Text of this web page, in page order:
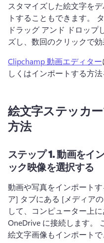
スタマイズした絵文字を
トすることもできます。
ドラッグ アンド ドロップ
ズし、数回のクリックで効
Clipchamp 動画エディター
しくはインポートする方
絵文字ステッカ
方法
ステップ 1.動画をイ
ック映像を選択する
動画や写真をインポート
ア] タブにある [メディア
して、コンピューター上
OneDrive に接続します。
絵文字画像もインポートで